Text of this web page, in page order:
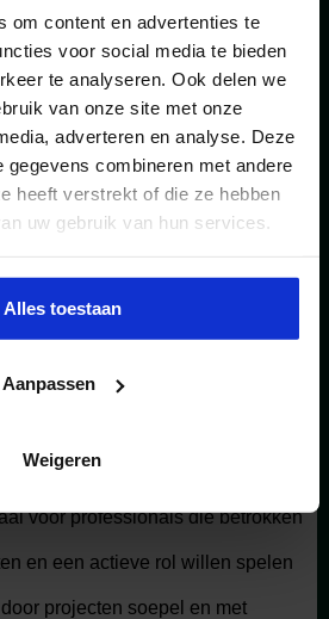
om content en advertenties te
voor social media te bieden
te analyseren. Ook delen we
van onze site met onze
adverteren en analyse. Deze
gegevens combineren met andere
heeft verstrekt of die ze hebben
uw gebruik van hun services.
Alles toestaan
Aanpassen
Weigeren
Omgevingsmanager Energie
en vaardigheden voor het
energieprojecten. Je leert hoe je
met verschillende belangen,
en relevante wet- en
op stakeholdermanagement en
voor professionals die betrokken
en een actieve rol willen spelen
projecten soepel en met